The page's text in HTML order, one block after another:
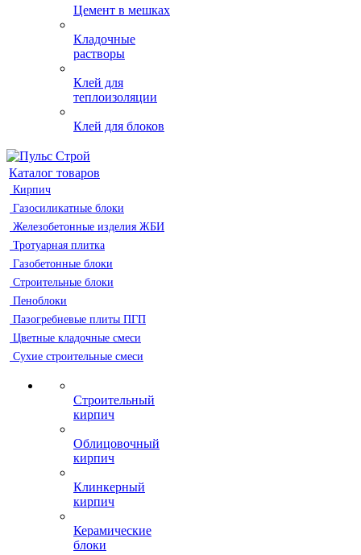
Цемент в мешках
Кладочные
растворы
Клей для
теплоизоляции
Клей для блоков
Каталог товаров
Кирпич
Газосиликатные блоки
Железобетонные изделия ЖБИ
Тротуарная плитка
Газобетонные блоки
Строительные блоки
Пеноблоки
Пазогребневые плиты ПГП
Цветные кладочные смеси
Сухие строительные смеси
Строительный
кирпич
Облицовочный
кирпич
Клинкерный
кирпич
Керамические
блоки